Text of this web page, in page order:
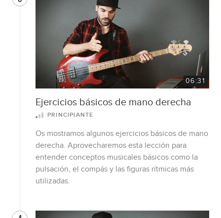
06:31
Ejercicios básicos de mano derecha
PRINCIPIANTE
Os mostramos algunos ejercicios básicos de mano
derecha. Aprovecharemos esta lección para
entender conceptos musicales básicos como la
pulsación, el compás y las figuras rítmicas más
utilizadas.